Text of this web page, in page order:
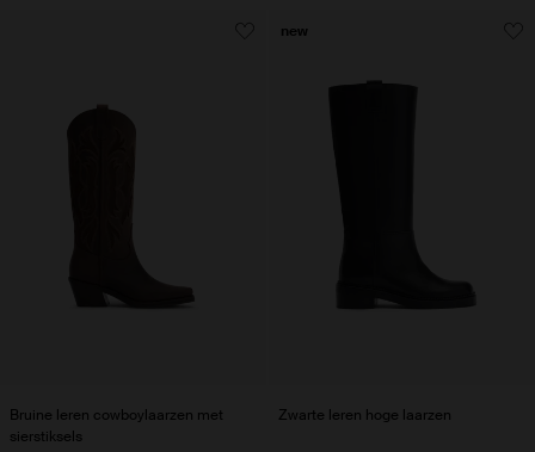
Bruine leren cowboylaarzen met
sierstiksels
Zwarte leren hoge laarzen
new